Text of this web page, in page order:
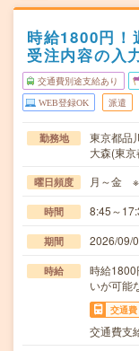
時給1800円！
受注内容の入
交通費別途支給あり
WEB登録OK 派遣
勤務地
東京都品
大森(東
曜日頻度 月～金 ※
時間 8:45～
期間 2026/09/
時給
時給
いが可能
交通費
交通費支